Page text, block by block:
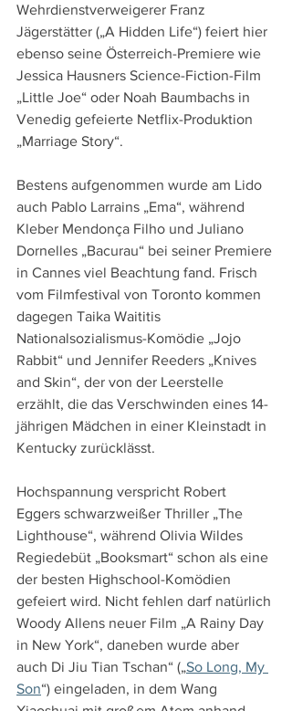
Wehrdienstverweigerer Franz
Jägerstätter („A Hidden Life“) feiert hier
ebenso seine Österreich-Premiere wie
Jessica Hausners Science-Fiction-Film
„Little Joe“ oder Noah Baumbachs in
Venedig gefeierte Netflix-Produktion
„Marriage Story“.
Bestens aufgenommen wurde am Lido
auch Pablo Larrains „Ema“, während
Kleber Mendonça Filho und Juliano
Dornelles „Bacurau“ bei seiner Premiere
in Cannes viel Beachtung fand. Frisch
vom Filmfestival von Toronto kommen
dagegen Taika Waititis
Nationalsozialismus-Komödie „Jojo
Rabbit“ und Jennifer Reeders „Knives
and Skin“, der von der Leerstelle
erzählt, die das Verschwinden eines 14-
jährigen Mädchen in einer Kleinstadt in
Kentucky zurücklässt.
Hochspannung verspricht Robert
Eggers schwarzweißer Thriller „The
Lighthouse“, während Olivia Wildes
Regiedebüt „Booksmart“ schon als eine
der besten Highschool-Komödien
gefeiert wird. Nicht fehlen darf natürlich
Woody Allens neuer Film „A Rainy Day
in New York“, daneben wurde aber
auch Di Jiu Tian Tschan“ („So Long, My
Son“) eingeladen, in dem Wang